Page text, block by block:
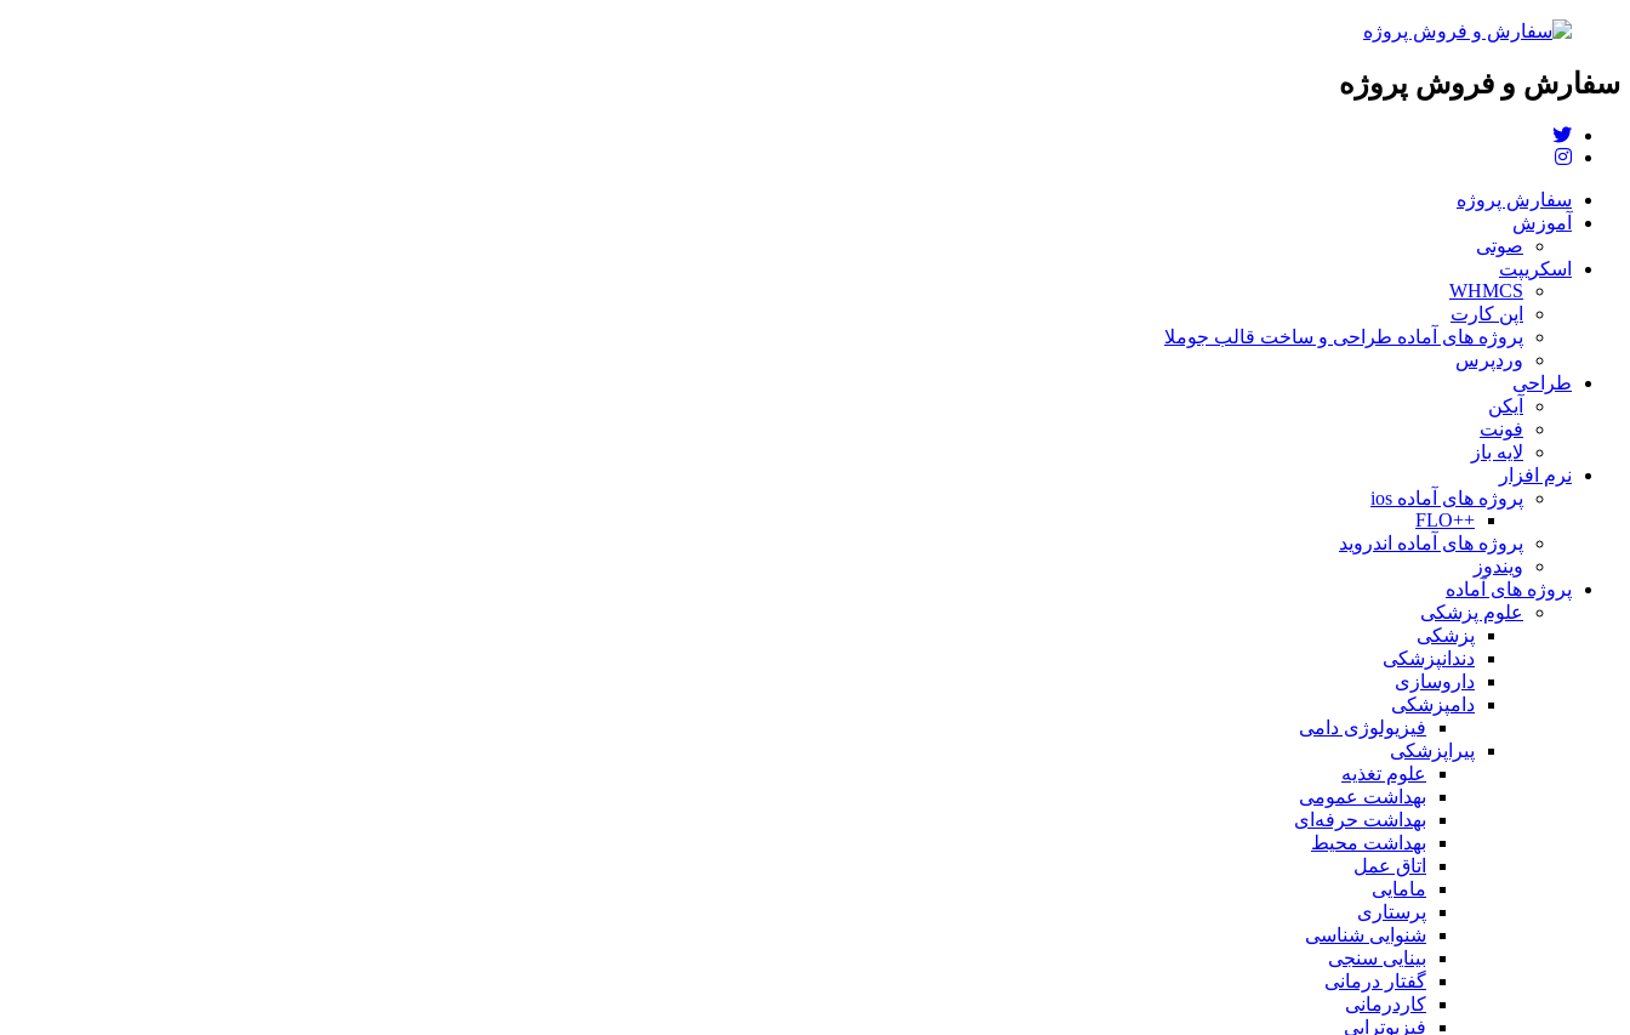
سفارش و فروش پروژه
سفارش پروژه
آموزش
صوتی
اسکریپت
WHMCS
اپن کارت
پروژه های آماده طراحی و ساخت قالب جوملا
وردپرس
طراحی
آیکن
فونت
لایه باز
نرم افزار
پروژه های آماده ios
++FLO
پروژه های آماده اندروید
ویندوز
پروژه های آماده
علوم پزشکی
پزشکی
دندانپزشکی
داروسازی
دامپزشکی
فیزیولوژی دامی
پیراپزشکی
علوم تغذیه
بهداشت عمومی
بهداشت حرفه‌ای
بهداشت محیط
اتاق عمل
مامایی
پرستاری
شنوایی شناسی
بینایی سنجی
گفتار درمانی
کاردرمانی
فیزیوتراپی